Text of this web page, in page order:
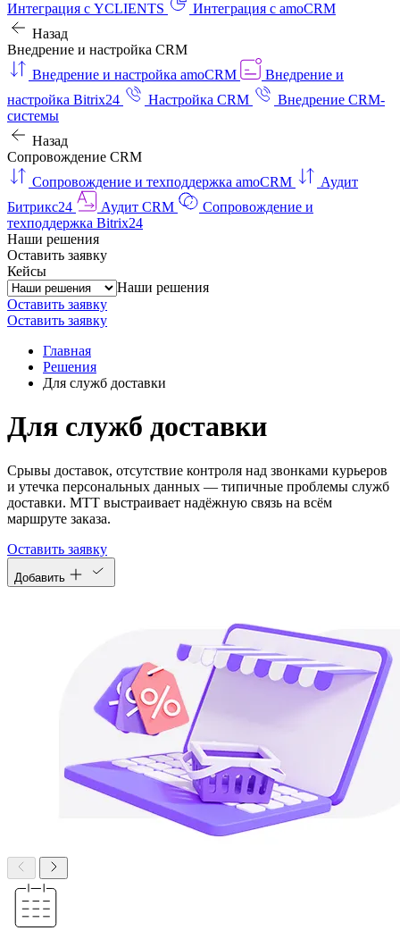
Интеграция с YCLIENTS
Интеграция с amoCRM
Назад
Внедрение и настройка CRM
Внедрение и настройка amoCRM
Внедрение и
настройка Bitrix24
Настройка CRM
Внедрение CRM-
системы
Назад
Сопровождение CRM
Сопровождение и техподдержка amoCRM
Аудит
Битрикс24
Аудит CRM
Сопровождение и
техподдержка Bitrix24
Наши решения
Оставить заявку
Кейсы
Наши решения
Оставить заявку
Оставить заявку
Главная
Решения
Для служб доставки
Для служб доставки
Срывы доставок, отсутствие контроля над звонками курьеров
и утечка персональных данных — типичные проблемы служб
доставки. МТТ выстраивает надёжную связь на всём
маршруте заказа.
Оставить заявку
Добавить